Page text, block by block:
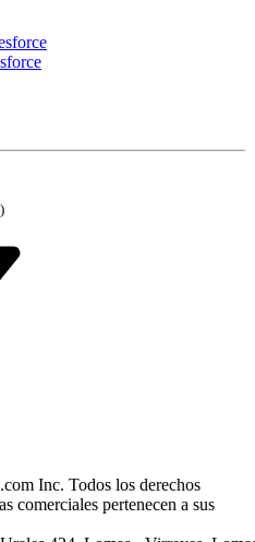
Inc. Todos los derechos
comerciales pertenecen a sus